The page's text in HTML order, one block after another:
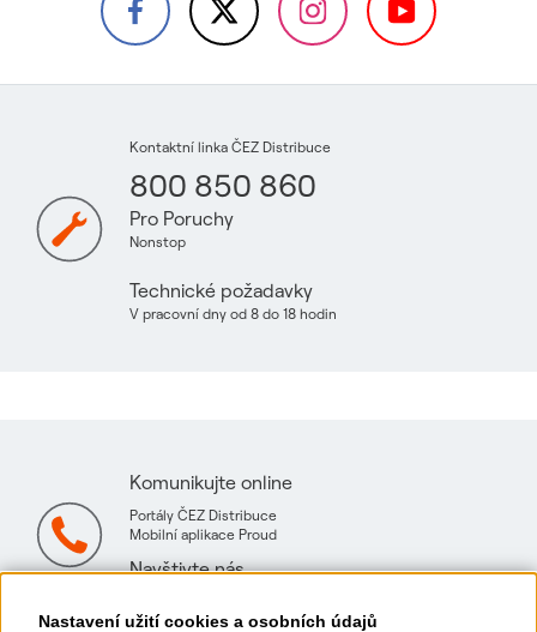
Nastavení užití cookies a osobních údajů
Kontaktní linka ČEZ Distribuce
800 850 860
Pro Poruchy
Nonstop
Technické požadavky
V pracovní dny od 8 do 18 hodin
Komunikujte online
Portály ČEZ Distribuce
Mobilní aplikace Proud
Navštivte nás